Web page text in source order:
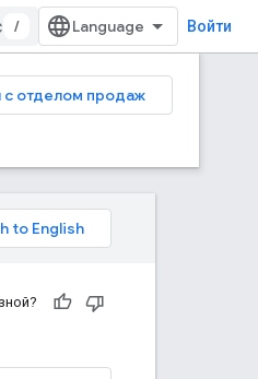
/ Войти
с отделом продаж